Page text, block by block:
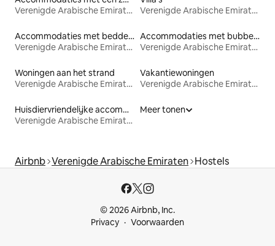
Verenigde Arabische Emiraten
Verenigde Arabische Emiraten
Accommodaties met bedden op toegankelijke hoogte
Verenigde Arabische Emiraten
Accommodaties met bubbelbad
Verenigde Arabische Emiraten
Woningen aan het strand
Verenigde Arabische Emiraten
Vakantiewoningen
Verenigde Arabische Emiraten
Huisdiervriendelijke accommodaties
Verenigde Arabische Emiraten
Meer tonen
Airbnb Verenigde Arabische Emiraten Hostels
© 2026 Airbnb, Inc.
Privacy
Voorwaarden